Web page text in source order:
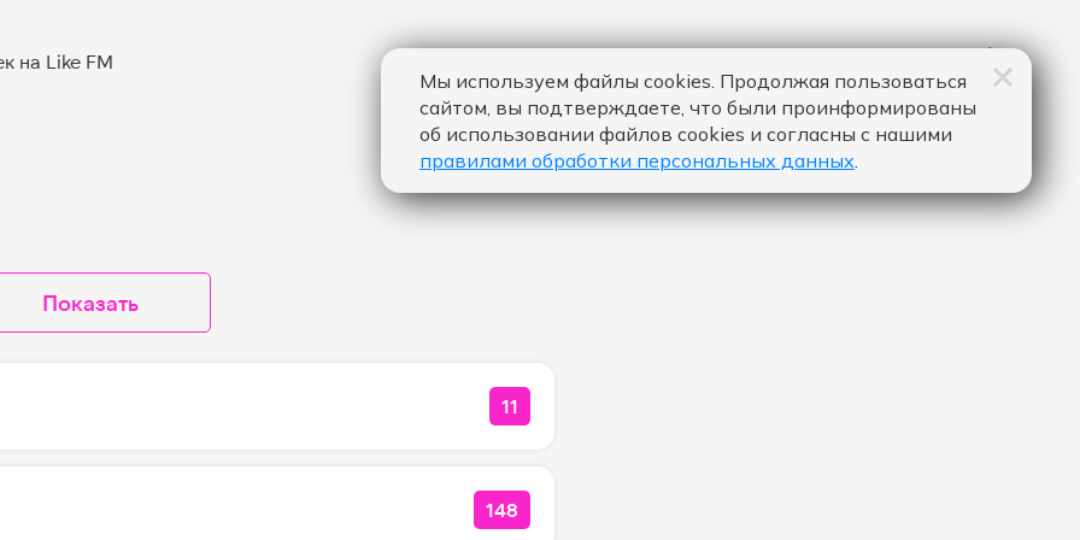
Показать
КОЛИЧЕСТВО ЛАЙКОВ ЗА "FRI(END)S - BTS V":
11
КОЛИЧЕСТВО ЛАЙКОВ ЗА "МЫСЛИ - ТИМА БЕЛОРУССКИХ":
148
Мы используем файлы cookies. Продолжая пользоваться
сайтом, вы подтверждаете, что были проинформированы
об использовании файлов cookies и согласны с нашими
правилами обработки персональных данных.